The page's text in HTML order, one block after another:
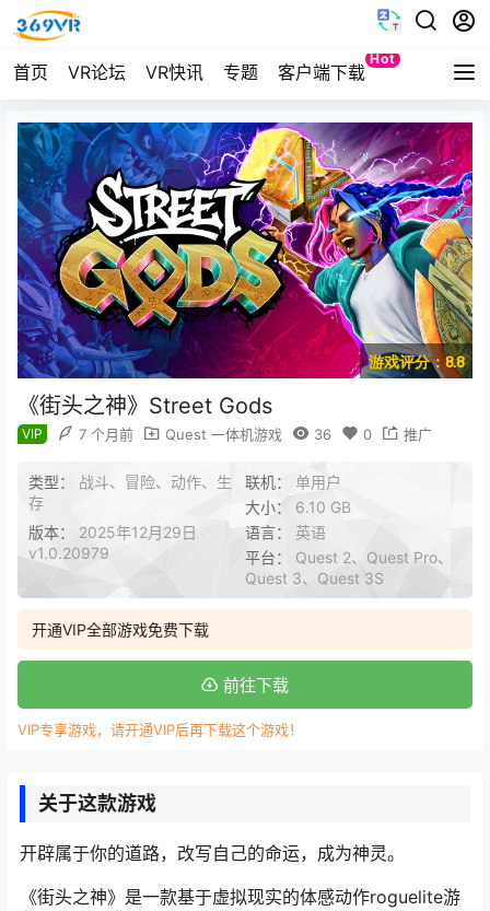
首页 VR论坛 VR快讯 专题 客户端下载
Hot
Quest
游戏评分：8.8
《街头之神》Street Gods
VIP 7 个月前 Quest 一体机游戏 36 0 推广
类型： 战斗、冒险、动作、生
存
联机： 单用户
大小： 6.10 GB
版本： 2025年12月29日
v1.0.20979
语言： 英语
平台： Quest 2、Quest Pro、
Quest 3、Quest 3S
开通VIP全部游戏免费下载
前往下载
VIP专享游戏，请开通VIP后再下载这个游戏！
关于这款游戏
开辟属于你的道路，改写自己的命运，成为神灵。
《街头之神》是一款基于虚拟现实的体感动作roguelite游